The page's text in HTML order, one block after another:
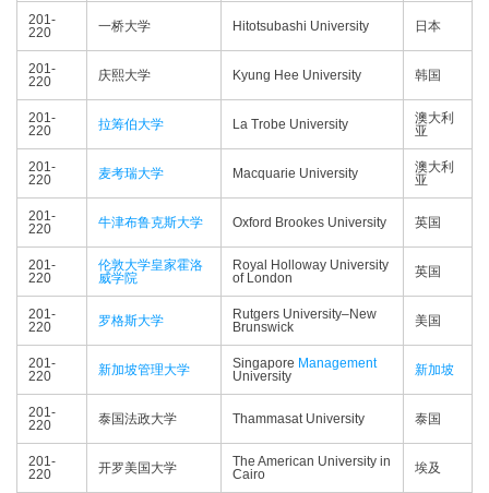
201-
220
一桥大学 Hitotsubashi University 日本
201-
220
庆熙大学 Kyung Hee University 韩国
201-
220
拉筹伯大学 La Trobe University
澳大利
亚
201-
220
麦考瑞大学 Macquarie University
澳大利
亚
201-
220
牛津布鲁克斯大学 Oxford Brookes University 英国
201-
220
伦敦大学皇家霍洛
威学院
Royal Holloway University
of London
英国
201-
220
罗格斯大学
Rutgers University–New
Brunswick
美国
201-
220
新加坡管理大学 Singapore Management
University
新加坡
201-
220
泰国法政大学 Thammasat University 泰国
201-
220
开罗美国大学
The American University in
Cairo
埃及